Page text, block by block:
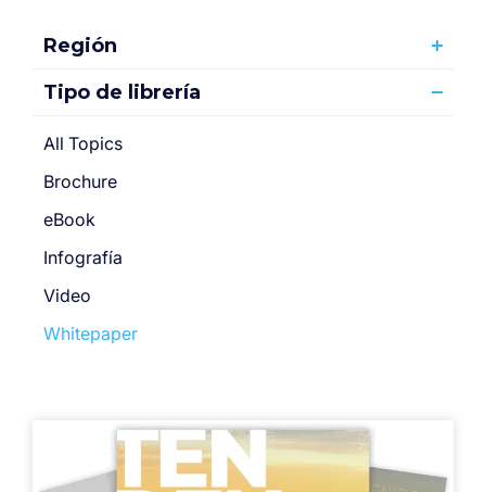
Región
Tipo de librería
All Topics
Brochure
eBook
Infografía
Video
Whitepaper